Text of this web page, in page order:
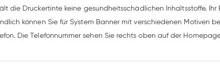
die Druckertinte keine gesundheitsschädlichen Inhaltsstoffe.
können Sie für System Banner mit verschiedenen Motiven
Die Telefonnummer sehen Sie rechts oben auf der